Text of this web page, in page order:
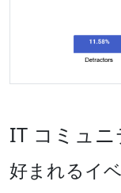
IT コミュニ
好まれるイ